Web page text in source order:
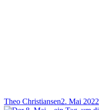
Theo Christiansen2. Mai 2022